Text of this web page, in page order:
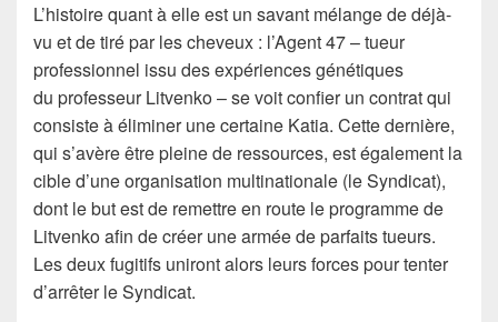
L’histoire quant à elle est un savant mélange de déjà-
vu et de tiré par les cheveux : l’Agent 47 – tueur
professionnel issu des expériences génétiques
du professeur Litvenko – se voit confier un contrat qui
consiste à éliminer une certaine Katia. Cette dernière,
qui s’avère être pleine de ressources, est également la
cible d’une organisation multinationale (le Syndicat),
dont le but est de remettre en route le programme de
Litvenko afin de créer une armée de parfaits tueurs.
Les deux fugitifs uniront alors leurs forces pour tenter
d’arrêter le Syndicat.